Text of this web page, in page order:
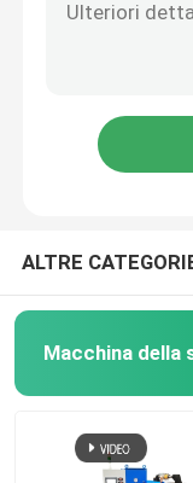
Macchina della
laminatoio
ALTRE